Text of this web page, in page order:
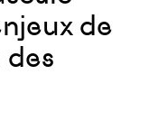
de
des